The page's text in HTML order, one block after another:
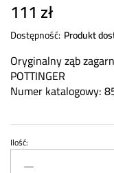
111 zł
Dostępność: Produkt
Oryginalny ząb
POTTINGER
Numer katalogowy:
Ząb
zagarniający
Ilość: